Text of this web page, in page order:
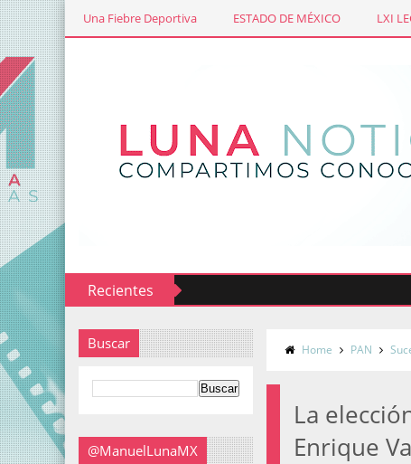
Una Fiebre Deportiva ESTADO DE MÉXICO LXI
Recientes
Buscar
@ManuelLunaMX
Home PAN
La
Enrique